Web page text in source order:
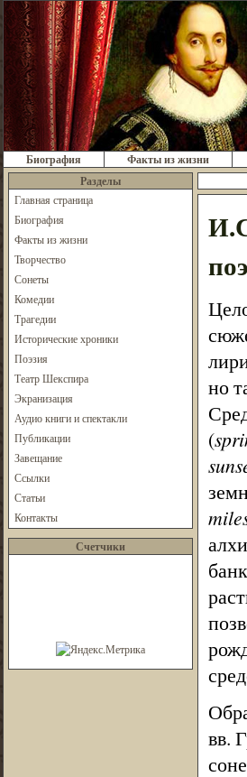
Биография Факты из жизни
Разделы
Главная страница
Биография
Факты из жизни
Творчество
Сонеты
Комедии
Трагедии
Исторические хроники
Поэзия
Театр Шекспира
Экранизация
Аудио книги и спектакли
Публикации
Завещание
Ссылки
Статьи
Контакты
Счетчики
но
(
вв.